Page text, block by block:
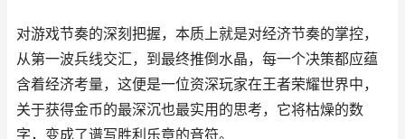
对游戏节奏的深刻把握，本质上就是对经济节奏的掌控，
从第一波兵线交汇，到最终推倒水晶，每一个决策都应蕴
含着经济考量，这便是一位资深玩家在王者荣耀世界中，
关于获得金币的最深沉也最实用的思考，它将枯燥的数
字，变成了谱写胜利乐章的音符。